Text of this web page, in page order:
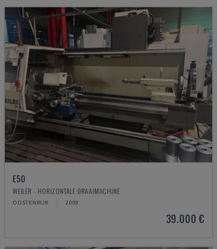
E50
WEILER - HORIZONTALE DRAAIMACHINE
OOSTENRIJK 2009
39.000 €